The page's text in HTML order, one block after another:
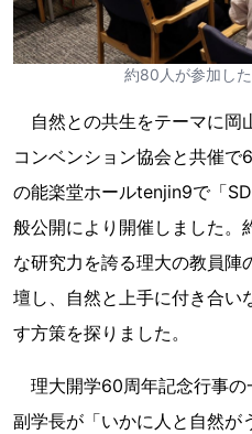
約80人が参加し
自然との共生をテーマに岡
コンベンション協会と共催
の能楽堂ホールtenjin9で「
般公開により開催しました
な研究力を誇る理大の教員陣
壇し、自然と上手に付き合い
す方策を探りました。
理大開学60周年記念行事の
副学長が「いかに人と自然が